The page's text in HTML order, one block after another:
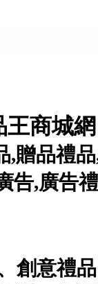
王商城網
,贈品禮品
告,廣告
創意禮品